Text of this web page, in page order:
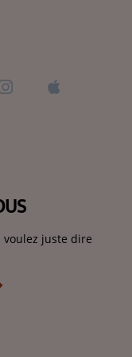
voulez juste dire